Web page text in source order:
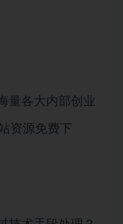
量各大内部创业
资源免费下